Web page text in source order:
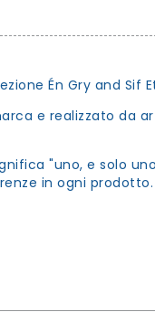
Én Gry and Sif
e realizzato da
"uno, e solo
in ogni prodotto.